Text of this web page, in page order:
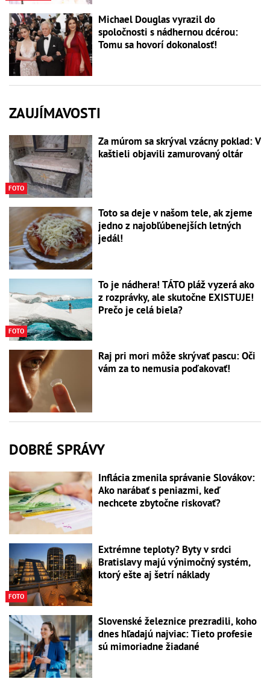
Michael Douglas vyrazil do
spoločnosti s nádhernou dcérou:
Tomu sa hovorí dokonalosť!
ZAUJÍMAVOSTI
FOTO
Za múrom sa skrýval vzácny poklad: V
kaštieli objavili zamurovaný oltár
Toto sa deje v našom tele, ak zjeme
jedno z najobľúbenejších letných
jedál!
FOTO
To je nádhera! TÁTO pláž vyzerá ako
z rozprávky, ale skutočne EXISTUJE!
Prečo je celá biela?
Raj pri mori môže skrývať pascu: Oči
vám za to nemusia poďakovať!
DOBRÉ SPRÁVY
Inflácia zmenila správanie Slovákov:
Ako narábať s peniazmi, keď
nechcete zbytočne riskovať?
FOTO
Extrémne teploty? Byty v srdci
Bratislavy majú výnimočný systém,
ktorý ešte aj šetrí náklady
Slovenské železnice prezradili, koho
dnes hľadajú najviac: Tieto profesie
sú mimoriadne žiadané